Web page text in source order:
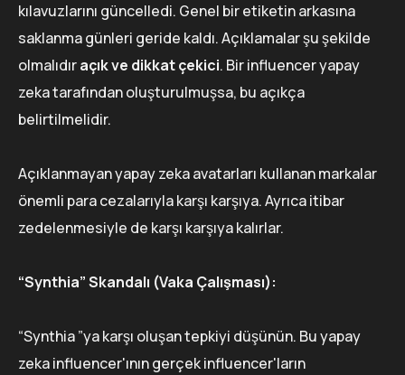
kılavuzlarını güncelledi. Genel bir etiketin arkasına
saklanma günleri geride kaldı. Açıklamalar şu şekilde
olmalıdıraçık ve dikkat çekici. Bir influencer yapay
zeka tarafından oluşturulmuşsa, bu açıkça
belirtilmelidir.
Açıklanmayan yapay zeka avatarları kullanan markalar
önemli para cezalarıyla karşı karşıya. Ayrıca itibar
zedelenmesiyle de karşı karşıya kalırlar.
“Synthia” Skandalı (Vaka Çalışması):
“Synthia ”ya karşı oluşan tepkiyi düşünün. Bu yapay
zeka influencer'ının gerçek influencer'ların